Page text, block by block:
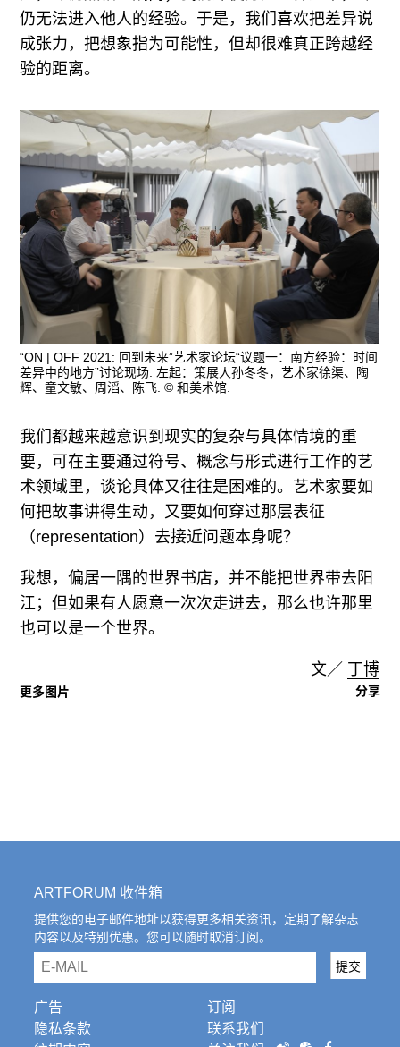
仍无法进入他人的经验。于是，我们喜欢把差异说
成张力，把想象指为可能性，但却很难真正跨越经
验的距离。
“ON | OFF 2021: 回到未来”艺术家论坛“议题一：南方经验：时间
差异中的地方”讨论现场. 左起：策展人孙冬冬，艺术家徐渠、陶
辉、童文敏、周滔、陈飞. © 和美术馆.
我们都越来越意识到现实的复杂与具体情境的重
要，可在主要通过符号、概念与形式进行工作的艺
术领域里，谈论具体又往往是困难的。艺术家要如
何把故事讲得生动，又要如何穿过那层表征
（representation）去接近问题本身呢？
我想，偏居一隅的世界书店，并不能把世界带去阳
江；但如果有人愿意一次次走进去，那么也许那里
也可以是一个世界。
文／ 丁博
更多图片 分享
ARTFORUM 收件箱
提供您的电子邮件地址以获得更多相关资讯，定期了解杂志
内容以及特别优惠。您可以随时取消订阅。
email 提交
广告
隐私条款
订阅
联系我们